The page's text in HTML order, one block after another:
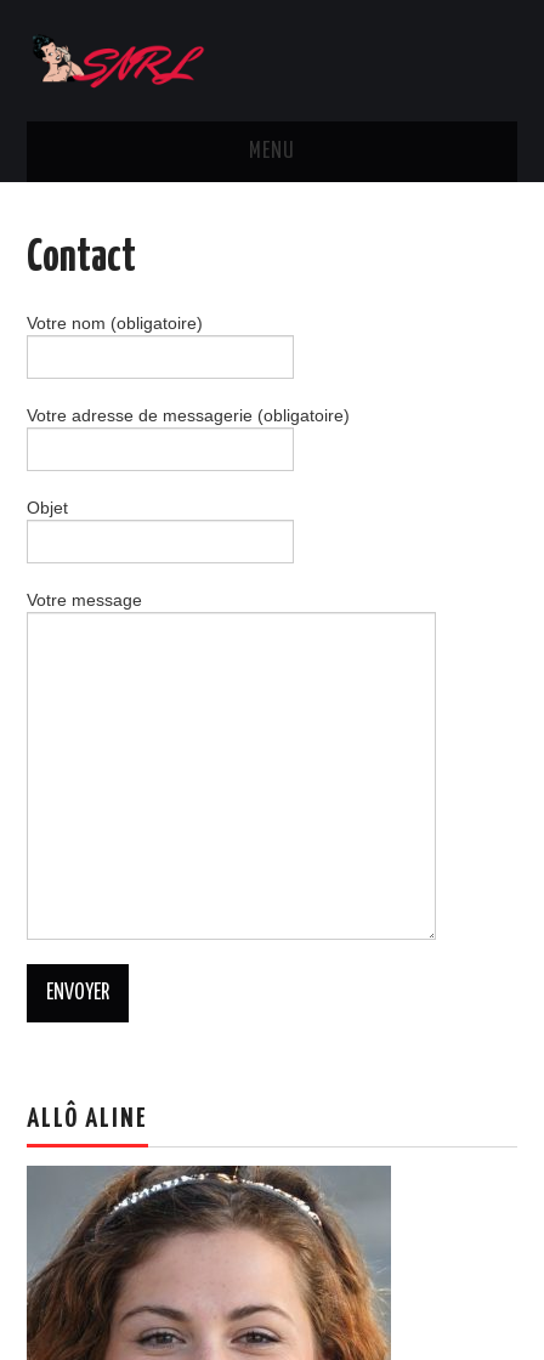
MENU
SMARTPHONES
MARQUES
DIVERS
Contact
Votre nom (obligatoire)
Votre adresse de messagerie (obligatoire)
Objet
Votre message
ALLÔ ALINE